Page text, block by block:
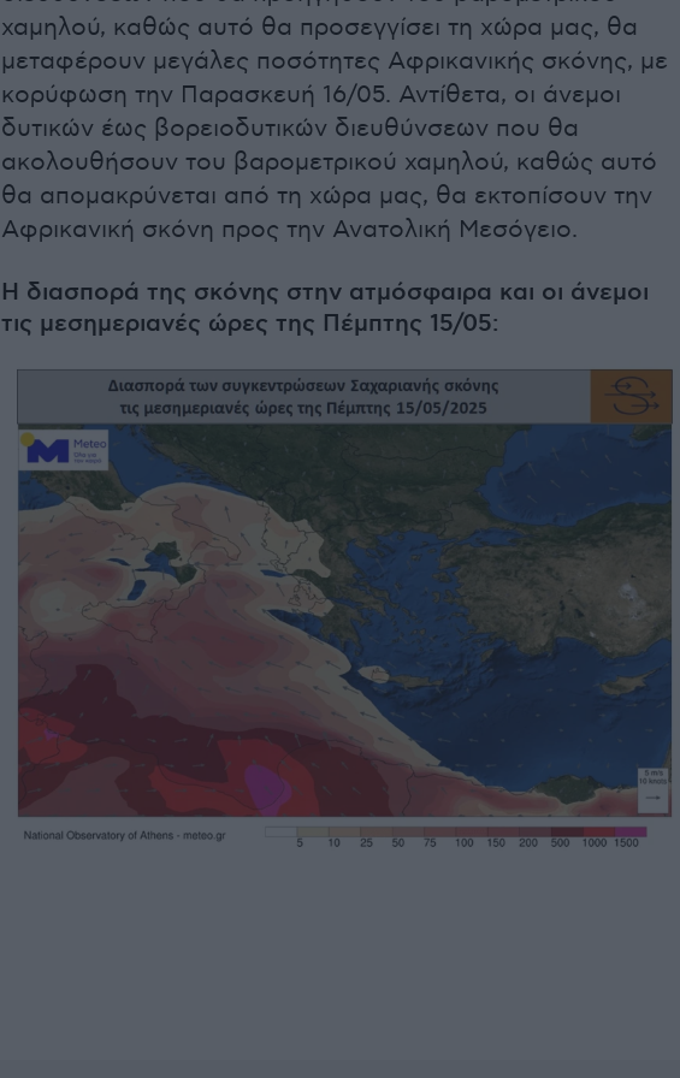
χαμηλού, καθώς αυτό θα προσεγγίσει τη χώρα μας, θα
μεταφέρουν μεγάλες ποσότητες Αφρικανικής σκόνης, με
κορύφωση την Παρασκευή 16/05. Αντίθετα, οι άνεμοι
δυτικών έως βορειοδυτικών διευθύνσεων που θα
ακολουθήσουν του βαρομετρικού χαμηλού, καθώς αυτό
θα απομακρύνεται από τη χώρα μας, θα εκτοπίσουν την
Αφρικανική σκόνη προς την Ανατολική Μεσόγειο.
Η διασπορά της σκόνης στην ατμόσφαιρα και οι άνεμοι
τις μεσημεριανές ώρες της Πέμπτης 15/05: